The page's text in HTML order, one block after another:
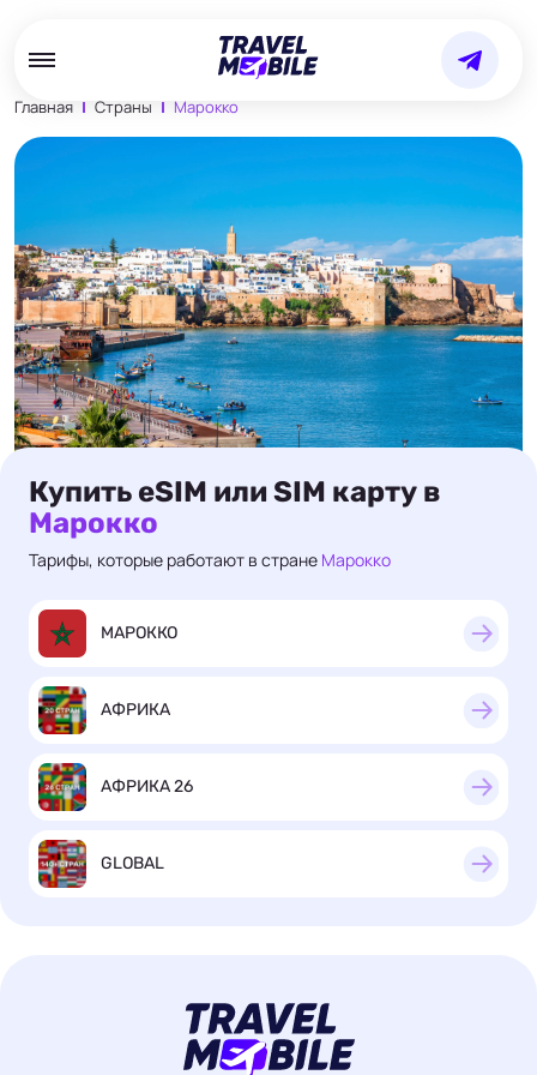
Главная Страны Марокко
Купить eSIM или SIM карту в
Марокко
Тарифы, которые работают в стране Марокко
МАРОККО
АФРИКА
АФРИКА 26
GLOBAL